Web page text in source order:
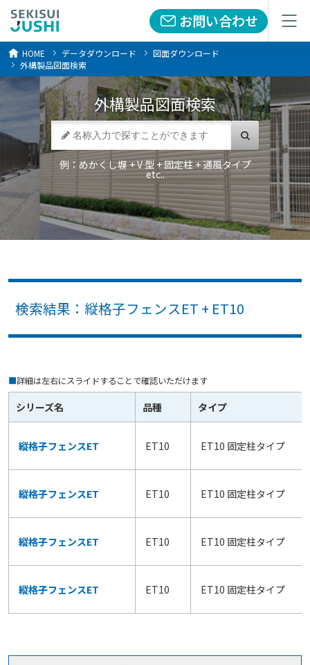
お問い合わせ
メニュー お問い合わせ
メニュー
HOME データダウンロード
図面ダウンロード
外構製品図面検索
外構製品図面検索
例：めかくし塀 + V 型 + 固定柱 + 通風タイプ
etc..
検索結果：縦格子フェンスET + ET10
■詳細は左右にスライドすることで確認いただけます
シリーズ名 品種 タイプ
縦格子フェンスET ET10 ET10 固定柱タイプ
縦格子フェンスET ET10 ET10 固定柱タイプ
縦格子フェンスET ET10 ET10 固定柱タイプ
縦格子フェンスET ET10 ET10 固定柱タイプ